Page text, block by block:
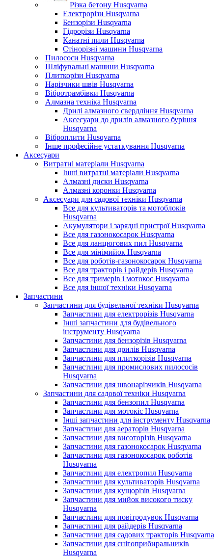
Різка бетону Husqvarna
Електрорізи Husqvarna
Бензорізи Husqvarna
Гідрорізи Husqvarna
Канатні пили Husqvarna
Стінорізні машини Husqvarna
Пилососи Husqvarna
Шліфувальні машини Husqvarna
Плиткорізи Husqvarna
Нарізчики швів Husqvarna
Вібротрамбівки Husqvarna
Алмазна техніка Husqvarna
Дрилі алмазного свердління Husqvarna
Аксесуари до дрилів алмазного буріння
Husqvarna
Віброплити Husqvarna
Інше професійне устаткування Husqvarna
Аксесуари
Витратні матеріали Husqvarna
Інші витратні матеріали Husqvarna
Алмазні диски Husqvarna
Алмазні коронки Husqvarna
Аксесуари для садової техніки Husqvarna
Все для культиваторів та мотоблоків
Husqvarna
Акумулятори і зарядні пристрої Husqvarna
Все для газонокосарок Husqvarna
Все для ланцюгових пил Husqvarna
Все для мінімийок Husqvarna
Все для роботів-газонокосарок Husqvarna
Все для тракторів і райдерів Husqvarna
Все для тримерів і мотокос Husqvarna
Все для іншої техніки Husqvarna
Запчастини
Запчастини для будівельної техніки Husqvarna
Запчастини для електрорізів Husqvarna
Інші запчастини для будівельного
інструменту Husqvarna
Запчастини для бензорізів Husqvarna
Запчастини для дрилів Husqvarna
Запчастини для плиткорізів Husqvarna
Запчастини для промислових пилососів
Husqvarna
Запчастини для швонарізчиків Husqvarna
Запчастини для садової техніки Husqvarna
Запчастини для бензопил Husqvarna
Запчастини для мотокіс Husqvarna
Інші запчастини для інструменту Husqvarna
Запчастини для аераторів Husqvarna
Запчастини для висоторізів Husqvarna
Запчастини для газонокосарок Husqvarna
Запчастини для газонокосарок роботів
Husqvarna
Запчастини для електропил Husqvarna
Запчастини для культиваторів Husqvarna
Запчастини для кущорізів Husqvarna
Запчастини для мийок високого тиску
Husqvarna
Запчастини для повітродувок Husqvarna
Запчастини для райдерів Husqvarna
Запчастини для садових тракторів Husqvarna
Запчастини для снігоприбиральників
Husqvarna